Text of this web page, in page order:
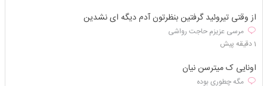
از وقتی تیروئید گرفتین بنظرتون آدم دیگه ای نشدین
مرسی عزیزم حاجت رواشی
1 دقیقه پیش
اونایی ک میترسن نیان
مگه چطوری بوده